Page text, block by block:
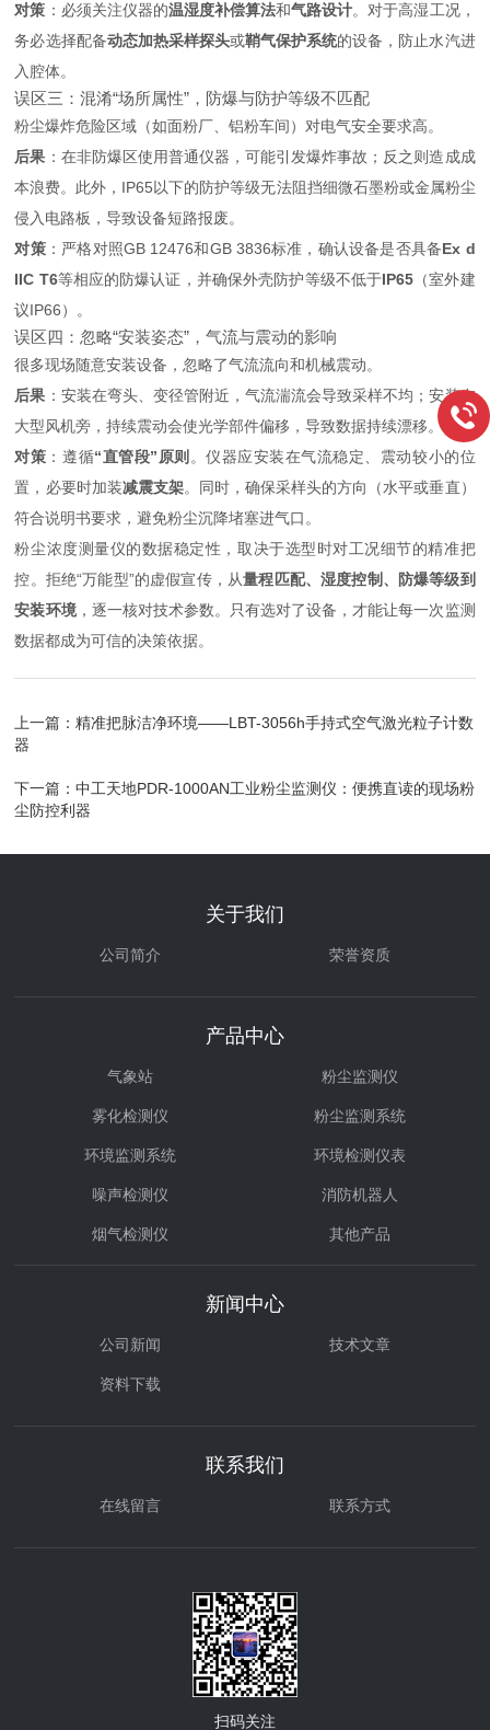
对策 ：必须关注仪器的温湿度补偿算法和气路设计。对于高湿工况，
务必选择配备动态加热采样探头或鞘气保护系统的设备，防止水汽进
入腔体。
误区三：混淆“场所属性”，防爆与防护等级不匹配
粉尘爆炸危险区域（如面粉厂、铝粉车间）对电气安全要求高。
后果 ：在非防爆区使用普通仪器，可能引发爆炸事故；反之则造成成
本浪费。此外，IP65以下的防护等级无法阻挡细微石墨粉或金属粉尘
侵入电路板，导致设备短路报废。
对策：严格对照GB 12476和GB 3836标准，确认设备是否具备Ex d
IIC T6等相应的防爆认证，并确保外壳防护等级不低于IP65 （室外建
议IP66）。
误区四：忽略“安装姿态”，气流与震动的影响
很多现场随意安装设备，忽略了气流流向和机械震动。
后果 ：安装在弯头、变径管附近，气流湍流会导致采样不均；安装在
大型风机旁，持续震动会使光学部件偏移，导致数据持续漂移。
对策 ：遵循“直管段”原则 。仪器应安装在气流稳定、震动较小的位
置，必要时加装减震支架。同时，确保采样头的方向（水平或垂直）
符合说明书要求，避免粉尘沉降堵塞进气口。
粉尘浓度测量仪的数据稳定性，取决于选型时对工况细节的精准把
控。拒绝“万能型”的虚假宣传，从量程匹配、湿度控制、防爆等级到
安装环境，逐一核对技术参数。只有选对了设备，才能让每一次监测
数据都成为可信的决策依据。
上一篇：精准把脉洁净环境——LBT-3056h手持式空气激光粒子计数
器
下一篇：中工天地PDR-1000AN工业粉尘监测仪：便携直读的现场粉
尘防控利器
关于我们
公司简介 荣誉资质
产品中心
气象站 粉尘监测仪
雾化检测仪 粉尘监测系统
环境监测系统 环境检测仪表
噪声检测仪 消防机器人
烟气检测仪 其他产品
新闻中心
公司新闻 技术文章
资料下载
联系我们
在线留言 联系方式
扫码关注